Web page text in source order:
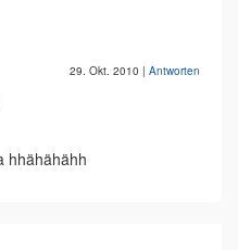
29. Okt. 2010 | Antworten
hhähähähh